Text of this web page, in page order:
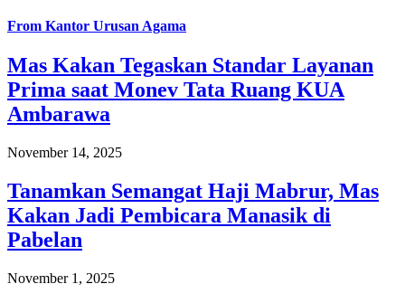
From Kantor Urusan Agama
Mas Kakan Tegaskan Standar Layanan
Prima saat Monev Tata Ruang KUA
Ambarawa
November 14, 2025
Tanamkan Semangat Haji Mabrur, Mas
Kakan Jadi Pembicara Manasik di
Pabelan
November 1, 2025